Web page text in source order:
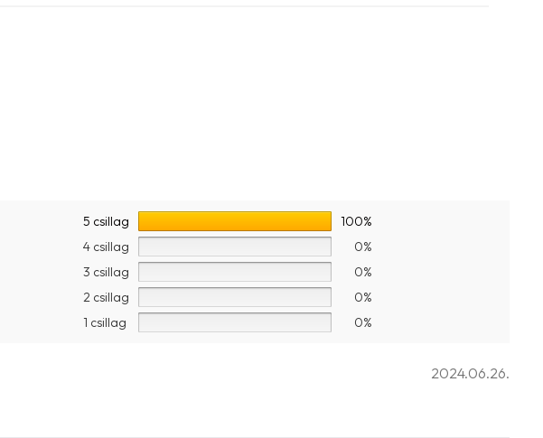
5 csillag
100%
4 csillag
0%
3 csillag
0%
2 csillag
0%
1 csillag
0%
2024.06.26.